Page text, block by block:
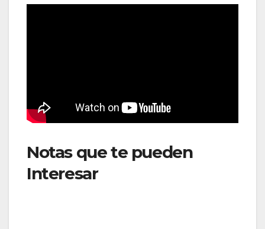
Notas que te pueden
Interesar: Iberia bate